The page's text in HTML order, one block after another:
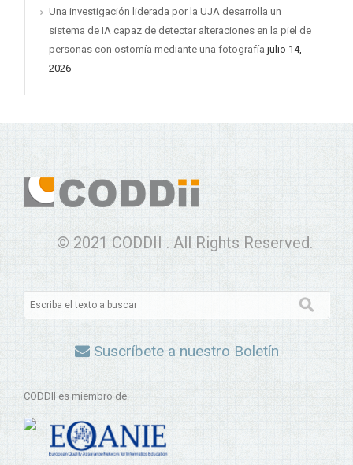
Una investigación liderada por la UJA desarrolla un
sistema de IA capaz de detectar alteraciones en la piel de
personas con ostomía mediante una fotografía julio 14,
2026
© 2021 CODDII . All Rights Reserved.
Suscríbete a nuestro Boletín
CODDII es miembro de: